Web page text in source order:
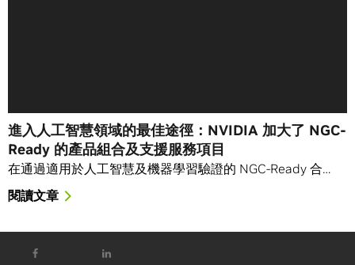
進入人工智慧領域的最佳途徑：NVIDIA 加大了 NGC-
Ready 的產品組合及支援服務項目
在通過適用於人工智慧及機器學習驗證的 NGC-Ready 合…
閱讀文章